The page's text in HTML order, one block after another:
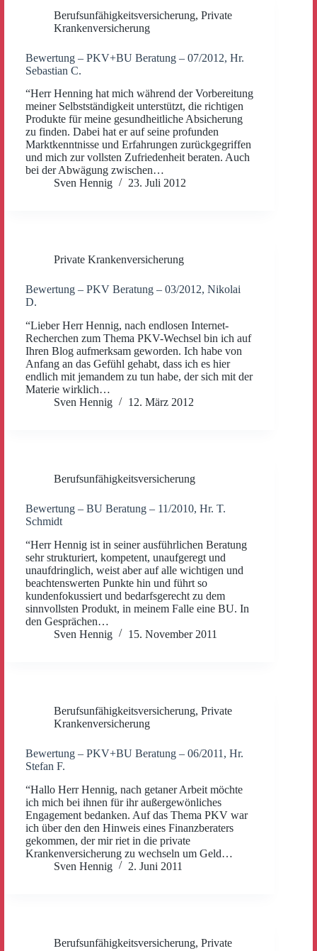
Berufsunfähigkeitsversicherung, Private
Krankenversicherung
Bewertung – PKV+BU Beratung – 07/2012, Hr.
Sebastian C.
“Herr Henning hat mich während der Vorbereitung
meiner Selbstständigkeit unterstützt, die richtigen
Produkte für meine gesundheitliche Absicherung
zu finden. Dabei hat er auf seine profunden
Marktkenntnisse und Erfahrungen zurückgegriffen
und mich zur vollsten Zufriedenheit beraten. Auch
bei der Abwägung zwischen…
Sven Hennig
23. Juli 2012
Private Krankenversicherung
Bewertung – PKV Beratung – 03/2012, Nikolai
D.
“Lieber Herr Hennig, nach endlosen Internet-
Recherchen zum Thema PKV-Wechsel bin ich auf
Ihren Blog aufmerksam geworden. Ich habe von
Anfang an das Gefühl gehabt, dass ich es hier
endlich mit jemandem zu tun habe, der sich mit der
Materie wirklich…
Sven Hennig
12. März 2012
Berufsunfähigkeitsversicherung
Bewertung – BU Beratung – 11/2010, Hr. T.
Schmidt
“Herr Hennig ist in seiner ausführlichen Beratung
sehr strukturiert, kompetent, unaufgeregt und
unaufdringlich, weist aber auf alle wichtigen und
beachtenswerten Punkte hin und führt so
kundenfokussiert und bedarfsgerecht zu dem
sinnvollsten Produkt, in meinem Falle eine BU. In
den Gesprächen…
Sven Hennig
15. November 2011
Berufsunfähigkeitsversicherung, Private
Krankenversicherung
Bewertung – PKV+BU Beratung – 06/2011, Hr.
Stefan F.
“Hallo Herr Hennig, nach getaner Arbeit möchte
ich mich bei ihnen für ihr außergewönliches
Engagement bedanken. Auf das Thema PKV war
ich über den den Hinweis eines Finanzberaters
gekommen, der mir riet in die private
Krankenversicherung zu wechseln um Geld…
Sven Hennig
2. Juni 2011
Berufsunfähigkeitsversicherung, Private